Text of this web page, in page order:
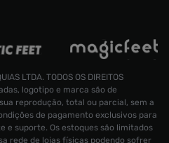
LTDA. TODOS OS DIREITOS
logotipo e marca são de
reprodução, total ou parcial, sem a
de pagamento exclusivos para
e suporte. Os estoques são limitados
rede de lojas físicas podendo sofrer